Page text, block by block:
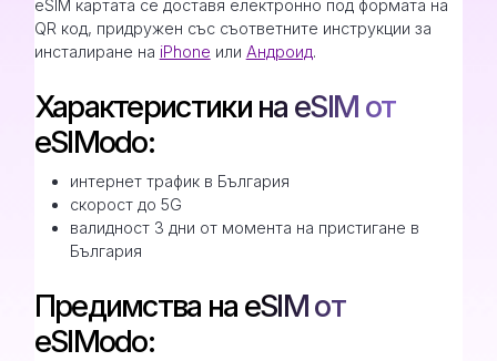
eSIM картата се доставя електронно под формата на
QR код, придружен със съответните инструкции за
инсталиране на iPhone или Андроид.
Характеристики на eSIM от
eSIModo:
интернет трафик в България
скорост до 5G
валидност 3 дни от момента на пристигане в
България
Предимства на eSIM от
eSIModo: